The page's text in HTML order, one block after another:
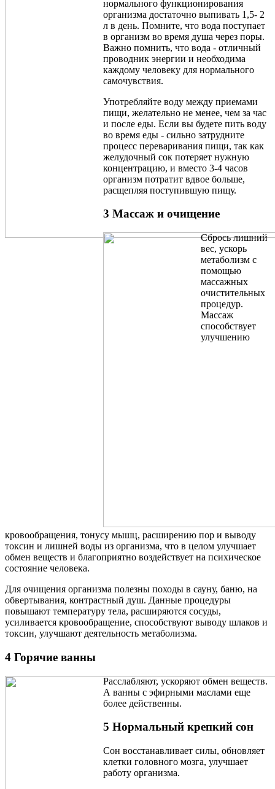
нормального функционирования
организма достаточно выпивать 1,5- 2
л в день. Помните, что вода поступает
в организм во время душа через поры.
Важно помнить, что вода - отличный
проводник энергии и необходима
каждому человеку для нормального
самочувствия.
Употребляйте воду между приемами
пищи, желательно не менее, чем за час
и после еды. Если вы будете пить воду
во время еды - сильно затрудните
процесс переваривания пищи, так как
желудочный сок потеряет нужную
концентрацию, и вместо 3-4 часов
организм потратит вдвое больше,
расщепляя поступившую пищу.
3 Массаж и очищение
Сбрось лишний
вес, ускорь
метаболизм с
помощью
массажных
очистительных
процедур.
Массаж
способствует
улучшению
кровообращения, тонусу мышц, расширению пор и выводу
токсин и лишней воды из организма, что в целом улучшает
обмен веществ и благоприятно воздействует на психическое
состояние человека.
Для очищения организма полезны походы в сауну, баню, на
обвертывания, контрастный душ. Данные процедуры
повышают температуру тела, расширяются сосуды,
усиливается кровообращение, способствуют выводу шлаков и
токсин, улучшают деятельность метаболизма.
4 Горячие ванны
Расслабляют, ускоряют обмен веществ.
А ванны с эфирными маслами еще
более действенны.
5 Нормальный крепкий сон
Сон восстанавливает силы, обновляет
клетки головного мозга, улучшает
работу организма.